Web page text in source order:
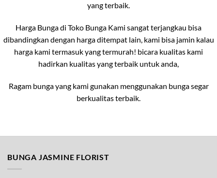
yang terbaik.
Harga Bunga di Toko Bunga Kami sangat terjangkau bisa
dibandingkan dengan harga ditempat lain, kami bisa jamin kalau
harga kami termasuk yang termurah! bicara kualitas kami
hadirkan kualitas yang terbaik untuk anda,
Ragam bunga yang kami gunakan menggunakan bunga segar
berkualitas terbaik.
BUNGA JASMINE FLORIST